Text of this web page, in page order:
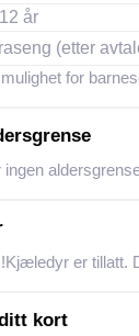
år
(etter
for
ingen
er tillatt.
kort